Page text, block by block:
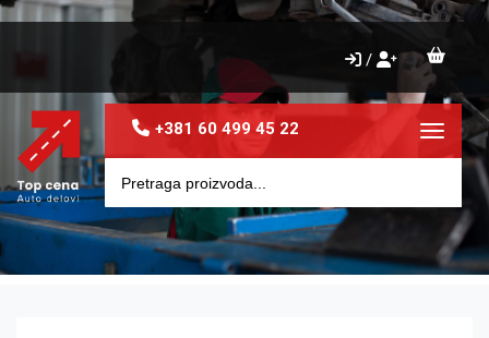
/
+381 60 499 45 22 Toggle